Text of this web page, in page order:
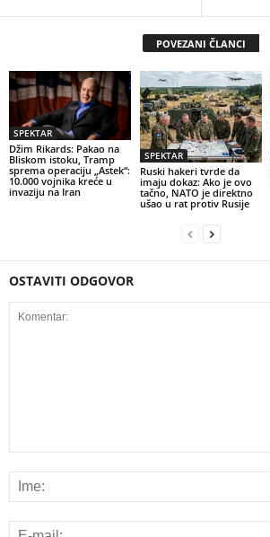
POVEZANI ČLANCI
SPEKTAR
Džim Rikards: Pakao na
Bliskom istoku, Tramp
sprema operaciju „Astek“:
10.000 vojnika kreće u
invaziju na Iran
SPEKTAR
Ruski hakeri tvrde da
imaju dokaz: Ako je ovo
tačno, NATO je direktno
ušao u rat protiv Rusije
OSTAVITI ODGOVOR